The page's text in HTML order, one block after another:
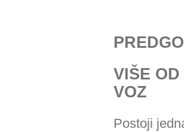
VIŠE
VOZ
Postoji